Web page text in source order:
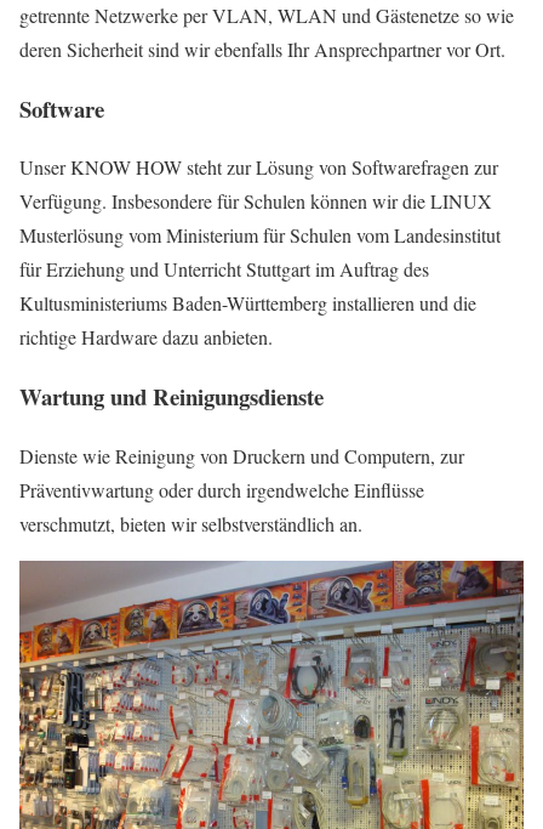
getrennte Netzwerke per VLAN, WLAN und Gästenetze so wie
deren Sicherheit sind wir ebenfalls Ihr Ansprechpartner vor Ort.
Software
Unser KNOW HOW steht zur Lösung von Softwarefragen zur
Verfügung. Insbesondere für Schulen können wir die LINUX
Musterlösung vom Ministerium für Schulen vom Landesinstitut
für Erziehung und Unterricht Stuttgart im Auftrag des
Kultusministeriums Baden-Württemberg installieren und die
richtige Hardware dazu anbieten.
Wartung und Reinigungsdienste
Dienste wie Reinigung von Druckern und Computern, zur
Präventivwartung oder durch irgendwelche Einflüsse
verschmutzt, bieten wir selbstverständlich an.